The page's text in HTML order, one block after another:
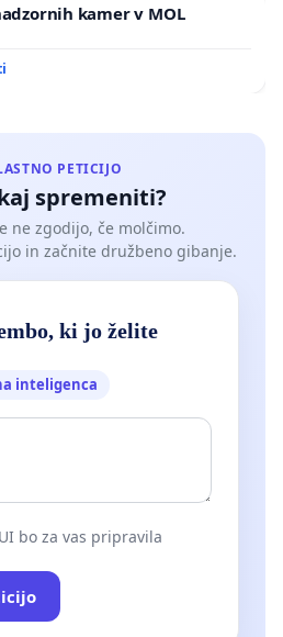
kamer v MOL
PETICIJO
spremeniti?
ne zgodijo, če molčimo.
in začnite družbeno gibanje.
ki jo želite
inteligenca
bo za vas pripravila